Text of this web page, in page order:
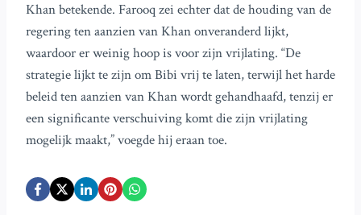
Khan betekende. Farooq zei echter dat de houding van de
regering ten aanzien van Khan onveranderd lijkt,
waardoor er weinig hoop is voor zijn vrijlating. “De
strategie lijkt te zijn om Bibi vrij te laten, terwijl het harde
beleid ten aanzien van Khan wordt gehandhaafd, tenzij er
een significante verschuiving komt die zijn vrijlating
mogelijk maakt,” voegde hij eraan toe.